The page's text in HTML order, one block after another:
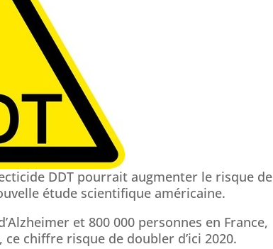
DDT pourrait augmenter le risque de
étude scientifique américaine.
et 800 000 personnes en France,
ce chiffre risque de doubler d’ici 2020.